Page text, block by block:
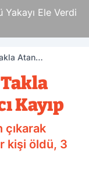
Ele Verdi
Atan
Kayıp
kişi öldü, 3